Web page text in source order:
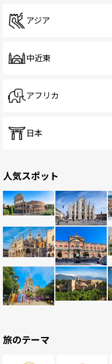
アジア
中近東
アフリカ
日本
人気スポット
旅のテーマ